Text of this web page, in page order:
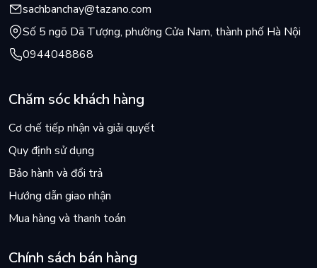
sachbanchay@tazano.com
Số 5 ngõ Dã Tượng, phường Cửa Nam, thành phố Hà Nội
0944048868
Chăm sóc khách hàng
Cơ chế tiếp nhận và giải quyết
Quy định sử dụng
Bảo hành và đổi trả
Hướng dẫn giao nhận
Mua hàng và thanh toán
Chính sách bán hàng